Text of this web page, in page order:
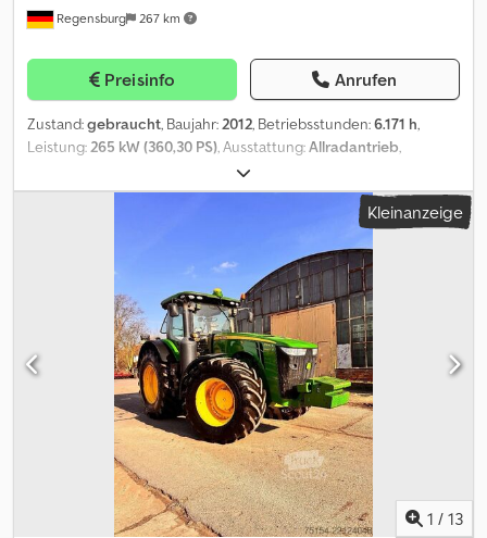
Anbaubo 841L Bedienung über Multifunktionshebel
Regensburg 267 km
Preisinfo Anrufen
Zustand:gebraucht, Baujahr:2012, Betriebsstunden:6.171 h,
Leistung:265 kW (360,30 PS), Ausstattung:Allradantrieb,
Bereifung hinten 710/70R42 vorne 600/70R30 5x DW Isobus Load-
Sensing ILS Vorderachse Steckachse hinten Csdpfjy R Hucox
Apyerf Active Seat IPM Intelligent Power ManagementKleinanzeige
1 / 13